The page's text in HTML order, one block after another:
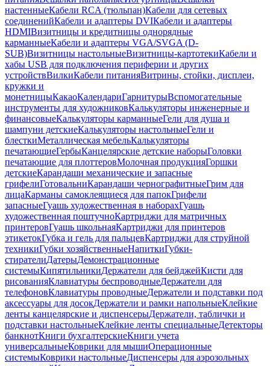
настенныеКабели RCA (тюльпан)Кабели для сетевых
соединенийКабели и адаптеры DVIКабели и адаптеры
HDMIВизитницы и кредитницы однорядные
карманныеКабели и адаптеры VGA/SVGA (D-
SUB)Визитницы настольныеВизитницы-картотекиКабели и
хабы USB для подключения периферии и других
устройствВилкиКабели питанияВитрины, стойки, дисплеи,
кружки и
монетницыКакаоКалендариГарнитурыВспомогательные
инструменты для художниковКалькуляторы инженерные и
финансовыеКалькуляторы карманныеГели для душа и
шампуни детскиеКалькуляторы настольныеГели и
блесткиМеталлическая мебельКалькуляторы
печатающиеГербыКанцелярские детские наборыГоловки
печатающие для плоттеровМолочная продукцияГоршки
детскиеКарандаши механические и запасные
грифелиГотовальниКарандаши чернографитныеГрим для
лицаКарманы самоклеящиеся для папокГрифели
запасныеГуашь художественная в наборахГуашь
художественная поштучноКартриджи для матричных
принтеровГуашь школьнаяКартриджи для принтеров
этикетокГубка и гель для пальцевКартриджи для струйной
техникиГубки хозяйственныеНапиткиГубки-
стирателиДатерыДемонстрационные
системыКипятильникиДержатели для бейджейКисти для
рисованияКлавиатуры беспроводныеДержатели для
телефоновКлавиатуры проводныеДержатели и подставки под
аксессуары для досокДержатели и рамки напольныеКлейкие
ленты канцелярские и диспенсерыДержатели, таблички и
подставки настольныеКлейкие ленты специальныеДетекторы
банкнотКниги бухгалтерскиеКниги учета
универсальныеКоврики для мышиОперационные
системыКоврики настольныеДиспенсеры для аэрозольных